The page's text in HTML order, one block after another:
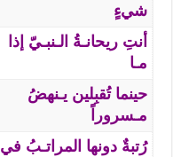
شيءٍ
أنتِ ريحانـةُ الـنبـيّ إذا
مـا
حينما تُقبِلين يـنهضُ
مـسروراً
رُتبةٌ دونها المراتـبُ في